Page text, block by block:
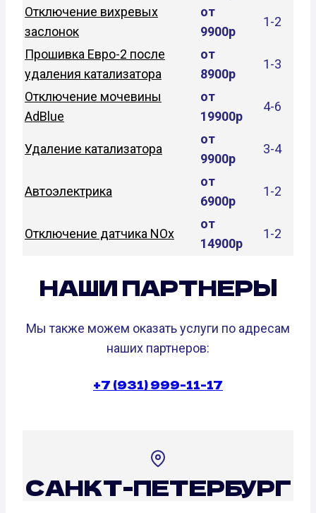
Отключение вихревых
заслонок
от
9900р
1-2
Прошивка Евро-2 после
удаления катализатора
от
8900р
1-3
Отключение мочевины
AdBlue
от
19900р
4-6
Удаление катализатора
от
9900р
3-4
Автоэлектрика
от
6900р
1-2
Отключение датчика NOx
от
14900р
1-2
НАШИ ПАРТНЕРЫ
Мы также можем оказать услуги по адресам
наших партнеров:
+7 (931) 999-11-17
САНКТ-ПЕТЕРБУРГ